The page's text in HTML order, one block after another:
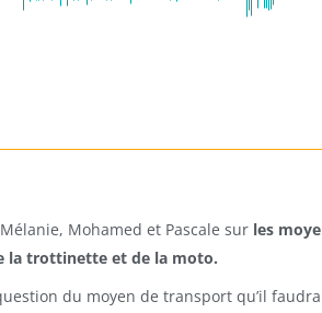
Mohamed et Pascale sur les
la trottinette et de la moto.
du moyen de transport qu’il